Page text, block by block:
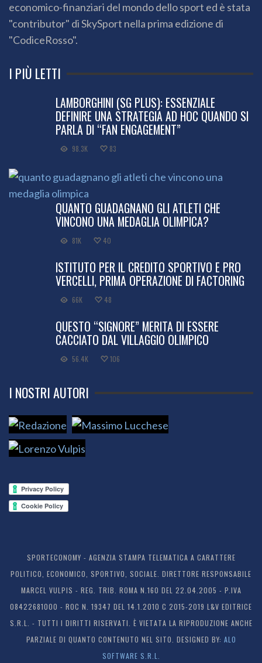
economico-finanziari del mondo dello sport ed è stata
"contributor" di SkySport nella prima edizione di
"CodiceRosso".
I PIÙ LETTI
LAMBORGHINI (SG PLUS): ESSENZIALE
DEFINIRE UNA STRATEGIA AD HOC QUANDO SI
PARLA DI “FAN ENGAGEMENT”
98.3K 83
QUANTO GUADAGNANO GLI ATLETI CHE
VINCONO UNA MEDAGLIA OLIMPICA?
81K 40
ISTITUTO PER IL CREDITO SPORTIVO E PRO
VERCELLI, PRIMA OPERAZIONE DI FACTORING
66K 48
QUESTO “SIGNORE” MERITA DI ESSERE
CACCIATO DAL VILLAGGIO OLIMPICO
56.4K 106
I NOSTRI AUTORI
SPORTECONOMY - AGENZIA STAMPA TELEMATICA A CARATTERE
POLITICO, ECONOMICO, SPORTIVO, SOCIALE. DIRETTORE RESPONSABILE
MARCEL VULPIS - REG. TRIB. ROMA N.160 DEL 22.04.2005 - P.IVA
08422681000 - ROC N. 19347 DEL 14.1.2010 C 2015-2019 L&V EDITRICE
S.R.L. - TUTTI I DIRITTI RISERVATI. È VIETATA LA RIPRODUZIONE ANCHE
PARZIALE DI QUANTO CONTENUTO NEL SITO. DESIGNED BY: ALO
SOFTWARE S.R.L.